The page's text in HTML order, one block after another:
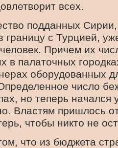
всех.
подданных
границу с Турцией,
Причем их
в палаточных
оборудованных
число
но теперь начался
Властям пришлось
чтобы никто не
что из бюджета